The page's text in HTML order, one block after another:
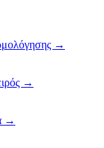
→
→
→